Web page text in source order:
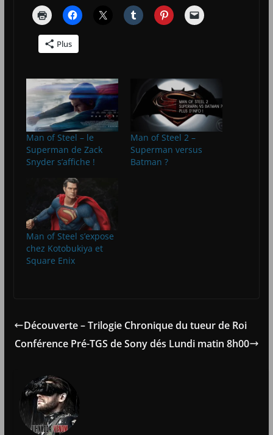
Plus
Man of Steel – le
Superman de Zack
Snyder s’affiche !
Man of Steel 2 –
Superman versus
Batman ?
Man of Steel s’expose
chez Kotobukiya et
Square Enix
Découverte – Trilogie Chronique du tueur de Roi
Conférence Pré-TGS de Sony dés Lundi matin 8h00